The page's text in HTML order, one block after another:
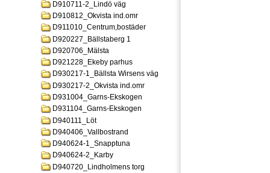
D910711-2_Lindö väg
D910812_Okvista ind.omr
D911010_Centrum,bostäder
D920227_Bällstaberg 1
D920706_Mälsta
D921228_Ekeby parhus
D930217-1_Bällsta Wirsens väg
D930217-2_Okvista ind.omr
D931004_Garns-Ekskogen
D931104_Garns-Ekskogen
D940111_Löt
D940406_Vallbostrand
D940624-1_Snapptuna
D940624-2_Karby
D940720_Lindholmens torg